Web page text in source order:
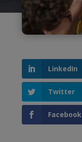
LinkedIn
Twitter
Facebook